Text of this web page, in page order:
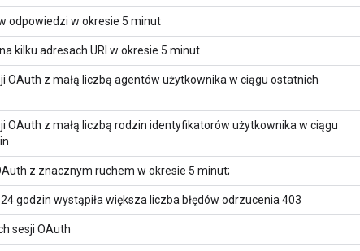
odpowiedzi w okresie 5 minut
kilku adresach URI w okresie 5 minut
OAuth z małą liczbą agentów użytkownika w ciągu ostatnich
OAuth z małą liczbą rodzin identyfikatorów użytkownika w ciągu
z znacznym ruchem w okresie 5 minut;
godzin wystąpiła większa liczba błędów odrzucenia 403
sesji OAuth